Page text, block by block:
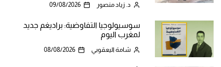
د. زياد منصور 09/08/2026
سوسيولوجيا التفاوضية: براديغم جديد
لمغرب اليوم
شامة اليعقوبي 08/08/2026